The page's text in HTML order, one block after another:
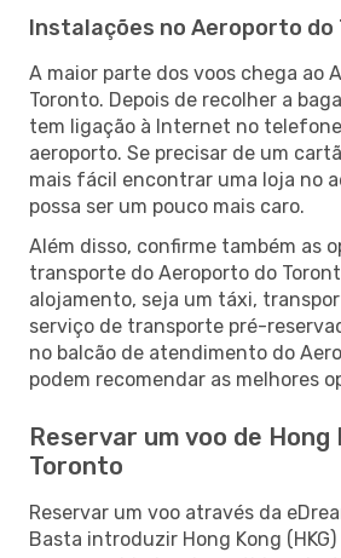
Instalações no Aeroporto do
A maior parte dos voos chega ao
Toronto. Depois de recolher a
tem ligação à Internet no
aeroporto. Se precisar de um
mais fácil encontrar uma loja no
possa ser um pouco mais caro.
Além disso, confirme também as
transporte do Aeroporto do
alojamento, seja um táxi,
serviço de transporte pré-
no balcão de atendimento do
podem recomendar as melhores
Reservar um voo de Hong
Toronto
Reservar um voo através da
Basta introduzir Hong Kong (HKG)